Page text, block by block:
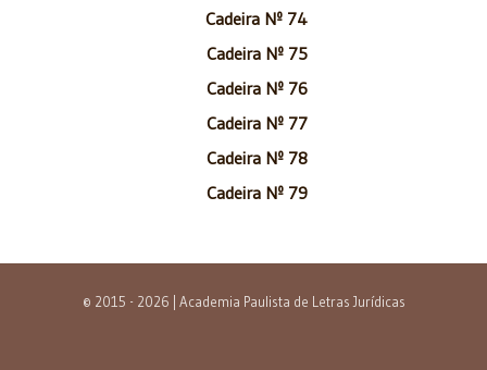
Cadeira Nº 74
Cadeira Nº 75
Cadeira Nº 76
Cadeira Nº 77
Cadeira Nº 78
Cadeira Nº 79
© 2015 - 2026 | Academia Paulista de Letras Jurídicas